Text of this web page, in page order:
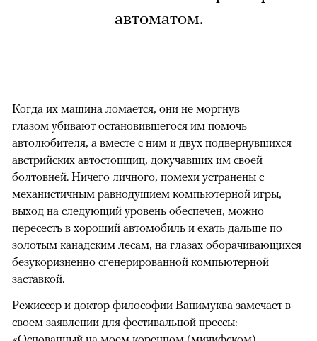
автоматом.
Когда их машина ломается, они не моргнув
глазом убивают остановившегося им помочь
автолюбителя, а вместе с ним и двух подвернувшихся
австрийских автостопщиц, докучавших им своей
болтовней. Ничего личного, помехи устранены с
механистичным равнодушием компьютерной игры,
выход на следующий уровень обеспечен, можно
пересесть в хороший автомобиль и ехать дальше по
золотым канадским лесам, на глазах оборачивающихся
безукоризненно сгенерированной компьютерной
заставкой.
Режиссер и доктор философии Вапимуква замечает в
своем заявлении для фестивальной прессы: